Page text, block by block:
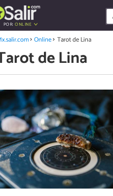
POR:ONLINE
Online Tarot de Lina
de Lina